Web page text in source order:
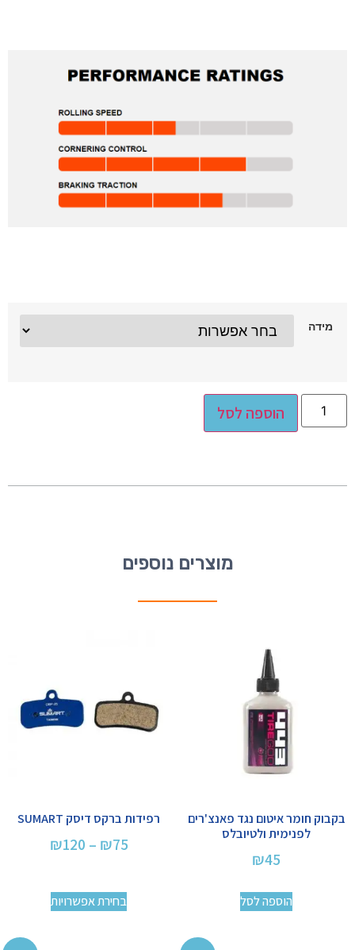
מידה
הוספה לסל
מוצרים נוספים
בקבוק חומר איטום נגד פאנצ'רים
לפנימית ולטיובלס
₪45
הוספה לסל
רפידות ברקס דיסק SUMART
₪75
–
₪120
בחירת אפשרויות